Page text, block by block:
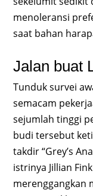
menoleransi
saat bahan
Jalan buat
Tunduk survei
semacam
sejumlah tinggi
budi tersebut
takdir “Grey’s
istrinya Jillian
merenggangkan